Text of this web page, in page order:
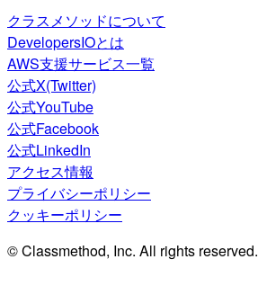
クラスメソッドについて
DevelopersIOとは
AWS支援サービス一覧
公式X(Twitter)
公式YouTube
公式Facebook
公式LinkedIn
アクセス情報
プライバシーポリシー
クッキーポリシー
© Classmethod, Inc. All rights reserved.